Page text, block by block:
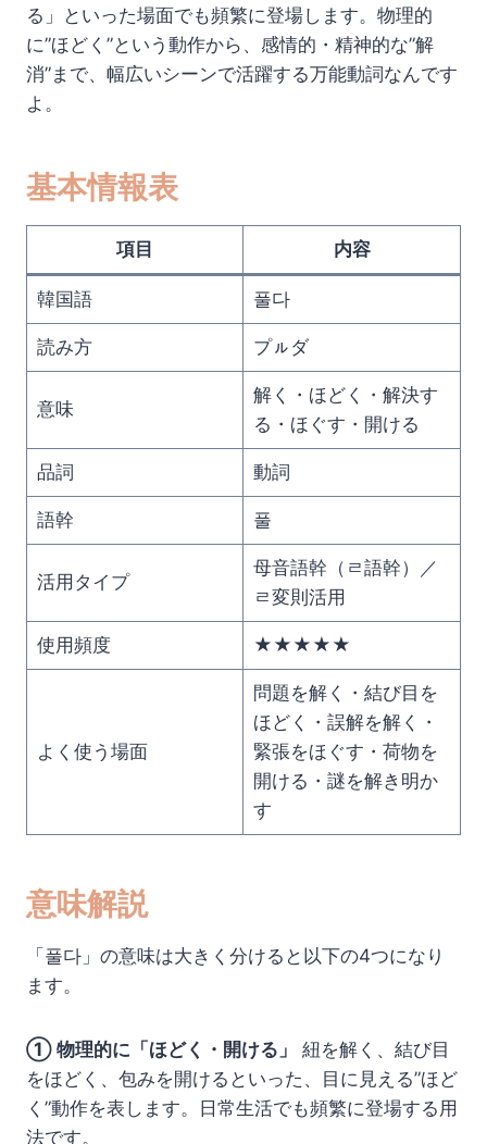
る」といった場面でも頻繁に登場します。物理的
に”ほどく”という動作から、感情的・精神的な”解
消”まで、幅広いシーンで活躍する万能動詞なんです
よ。
基本情報表
項目 内容
韓国語 풀다
読み方 プㇽダ
意味
解く・ほどく・解決す
る・ほぐす・開ける
品詞 動詞
語幹 풀
活用タイプ
母音語幹（ㄹ語幹）／
ㄹ変則活用
使用頻度 ★★★★★
よく使う場面
問題を解く・結び目を
ほどく・誤解を解く・
緊張をほぐす・荷物を
開ける・謎を解き明か
す
意味解説
「풀다」の意味は大きく分けると以下の4つになり
ます。
① 物理的に「ほどく・開ける」
紐を解く、結び目
をほどく、包みを開けるといった、目に見える”ほど
く”動作を表します。日常生活でも頻繁に登場する用
法です。